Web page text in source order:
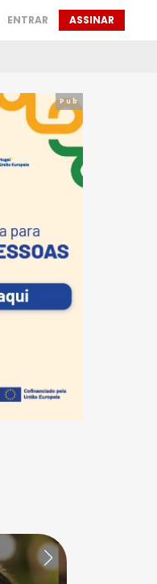
ENTRAR ASSINAR
Pub